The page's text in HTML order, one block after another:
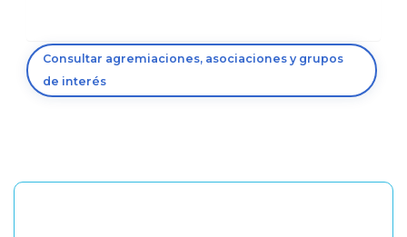
Consultar agremiaciones, asociaciones y grupos
de interés